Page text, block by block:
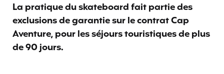
La pratique du skateboard fait partie des
exclusions de garantie sur le contrat Cap
Aventure, pour les séjours touristiques de plus
de 90 jours.